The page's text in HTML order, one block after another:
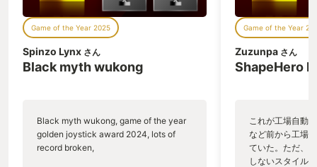
Game of the Year 2025
Spinzo Lynx さん
Black myth wukong
Black myth wukong, game of the year
golden joystick award 2024, lots of
record broken,
Game of the Year
Zuzunpa さん
ShapeHero
これが工場自動
など前から工場
ていた。ただ、
しないスタイル